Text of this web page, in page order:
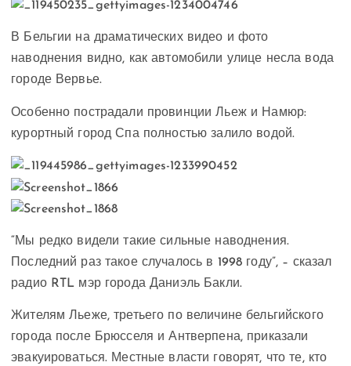
В Бельгии на драматических видео и фото
наводнения видно, как автомобили улице несла вода
городе Вервье.
Особенно пострадали провинции Льеж и Намюр:
курортный город Спа полностью залило водой.
“Мы редко видели такие сильные наводнения.
Последний раз такое случалось в 1998 году”, – сказал
радио RTL мэр города Даниэль Бакли.
Жителям Льеже, третьего по величине бельгийского
города после Брюсселя и Антверпена, приказали
эвакуироваться. Местные власти говорят, что те, кто